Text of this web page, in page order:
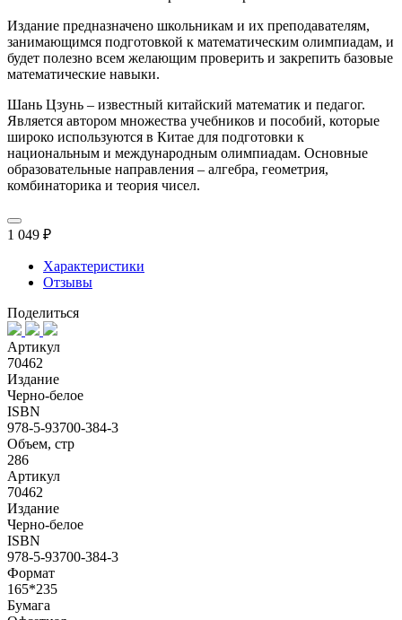
Издание предназначено школьникам и их преподавателям,
занимающимся подготовкой к математическим олимпиадам, и
будет полезно всем желающим проверить и закрепить базовые
математические навыки.
Шань Цзунь – известный китайский математик и педагог.
Является автором множества учебников и пособий, которые
широко используются в Китае для подготовки к
национальным и международным олимпиадам. Основные
образовательные направления – алгебра, геометрия,
комбинаторика и теория чисел.
1 049 ₽
Характеристики
Отзывы
Поделиться
Артикул
70462
Издание
Черно-белое
ISBN
978-5-93700-384-3
Объем, стр
286
Артикул
70462
Издание
Черно-белое
ISBN
978-5-93700-384-3
Формат
165*235
Бумага